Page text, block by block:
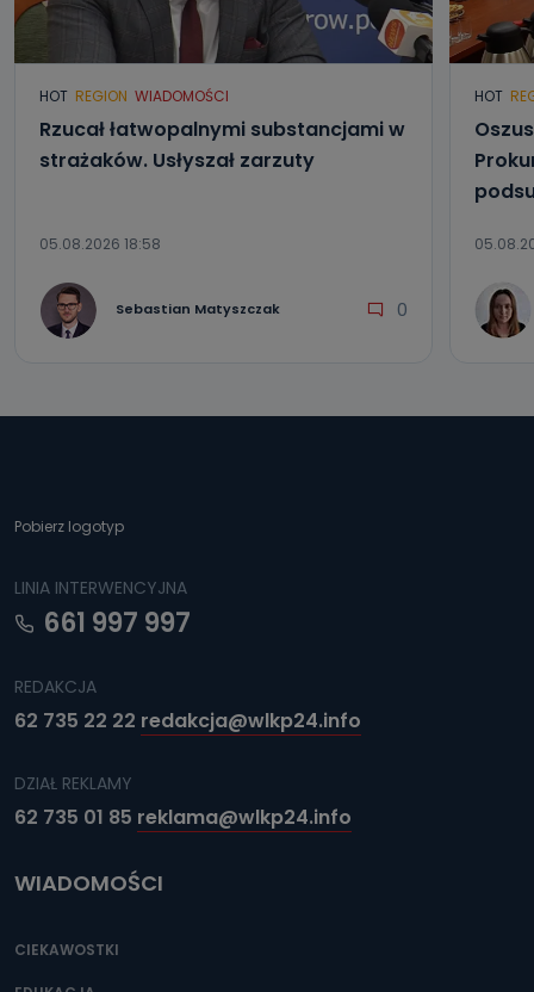
HOT REGION WIADOMOŚCI
Rzucał łatwopalnymi substancjami w
strażaków. Usłyszał zarzuty
05.08.2026 18:58
Sebastian Matyszczak 0
HOT
Pobierz logotyp
LINIA INTERWENCYJNA
661 997 997
REDAKCJA
62 735 22 22 redakcja@wlkp24.info
DZIAŁ REKLAMY
62 735 01 85 reklama@wlkp24.info
WIADOMOŚCI
CIEKAWOSTKI